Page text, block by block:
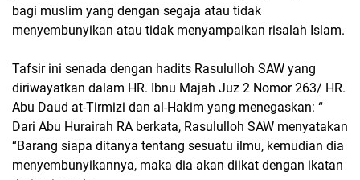
bagi muslim yang dengan segaja atau tidak
menyembunyikan atau tidak menyampaikan risalah Islam.
Tafsir ini senada dengan hadits Rasululloh SAW yang
diriwayatkan dalam HR. Ibnu Majah Juz 2 Nomor 263/ HR.
Abu Daud at-Tirmizi dan al-Hakim yang menegaskan: “
Dari Abu Hurairah RA berkata, Rasululloh SAW menyatakan
“Barang siapa ditanya tentang sesuatu ilmu, kemudian dia
menyembunyikannya, maka dia akan diikat dengan ikatan